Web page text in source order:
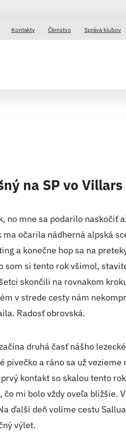
Kontakty Členstvo Správa klubov
na SP vo
no mne sa podarilo naskočiť
ma očarila nádherná alpská
a konečne hop sa na
som si tento rok všimol,
skončili na rovnakom
v strede cesty nám
Radosť obrovská.
druhá časť nášho
pivečko a ráno sa už
kontakt so skalou tento
mi bolo vždy oveľa bližšie.
ďalší deň volíme cestu
výlet.